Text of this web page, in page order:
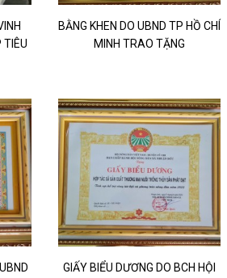
TIÊU
BẰNG KHEN DO UBND TP HỒ CHÍ
MINH TRAO TẶNG
GIẤY BIỂU DƯƠNG DO BCH HỘI